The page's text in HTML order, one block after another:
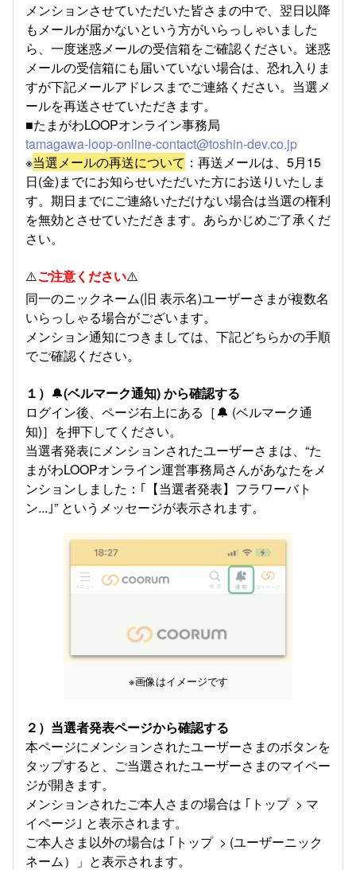
メンションさせていただいた皆さまの中で、翌日以降
もメールが届かないという方がいらっしゃいました
ら、一度迷惑メールの受信箱をご確認ください。迷惑
メールの受信箱にも届いていない場合は、恐れ入りま
すが下記メールアドレスまでご連絡ください。当選メ
ールを再送させていただきます。
■たまがわLOOPオンライン事務局
tamagawa-loop-online-contact@toshin-dev.co.jp
※当選メールの再送について ：再送メールは、5月15
日(金)までにお知らせいただいた方にお送りいたしま
す。期日までにご連絡いただけない場合は当選の権利
を無効とさせていただきます。あらかじめご了承くだ
さい。
⚠️ご注意ください⚠️
同一のニックネーム(旧 表示名)ユーザーさまが複数名
いらっしゃる場合がございます。
メンション通知につきましては、下記どちらかの手順
でご確認ください。
１） 🔔(ベルマーク通知) から確認する
ログイン後、ページ右上にある［🔔 (ベルマーク通
知)］を押下してください。
当選者発表にメンションされたユーザーさまは、“た
まがわLOOPオンライン運営事務局さんがあなたをメ
ンションしました：｢【当選者発表】フラワーバト
ン...｣” というメッセージが表示されます。
※画像はイメージです
２）当選者発表ページから確認する
本ページにメンションされたユーザーさまのボタンを
タップすると、ご当選されたユーザーさまのマイペー
ジが開きます。
メンションされたご本人さまの場合は ｢トップ > マ
イページ｣ と表示されます。
ご本人さま以外の場合は ｢トップ > (ユーザーニック
ネーム）」と表示されます。